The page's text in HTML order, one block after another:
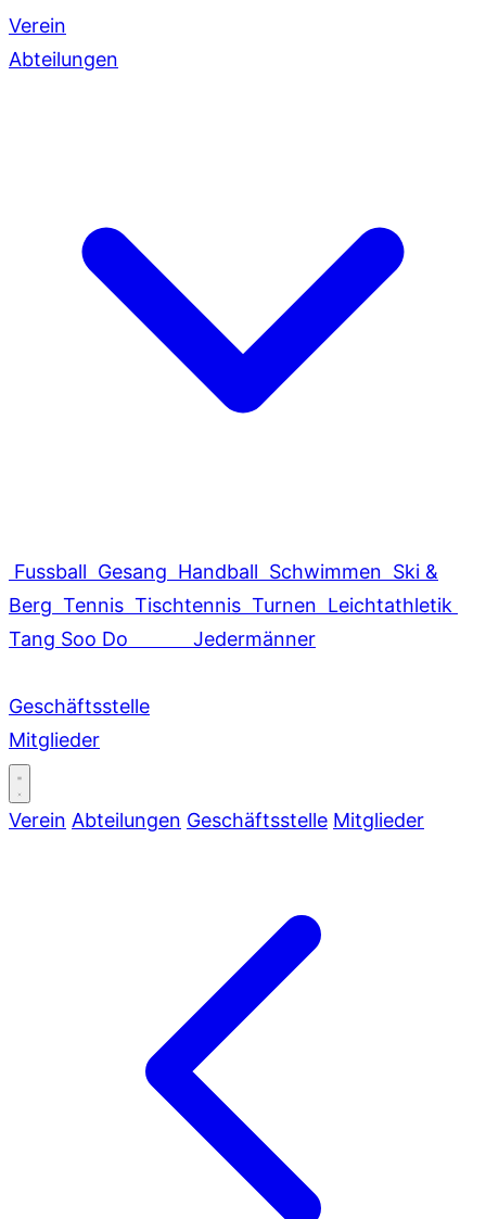
Verein
Abteilungen
Fussball Gesang Handball Schwimmen Ski &
Berg Tennis Tischtennis Turnen Leichtathletik
Tang Soo Do
Jedermänner
Geschäftsstelle
Mitglieder
Verein Abteilungen Geschäftsstelle Mitglieder